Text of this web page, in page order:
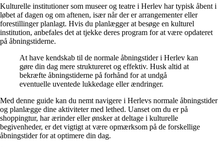
Kulturelle institutioner som museer og teatre i Herlev har typisk åbent i
løbet af dagen og om aftenen, især når der er arrangementer eller
forestillinger planlagt. Hvis du planlægger at besøge en kulturel
institution, anbefales det at tjekke deres program for at være opdateret
på åbningstiderne.
At have kendskab til de normale åbningstider i Herlev kan
gøre din dag mere struktureret og effektiv. Husk altid at
bekræfte åbningstiderne på forhånd for at undgå
eventuelle uventede lukkedage eller ændringer.
Med denne guide kan du nemt navigere i Herlevs normale åbningstider
og planlægge dine aktiviteter med lethed. Uanset om du er på
shoppingtur, har ærinder eller ønsker at deltage i kulturelle
begivenheder, er det vigtigt at være opmærksom på de forskellige
åbningstider for at optimere din dag.